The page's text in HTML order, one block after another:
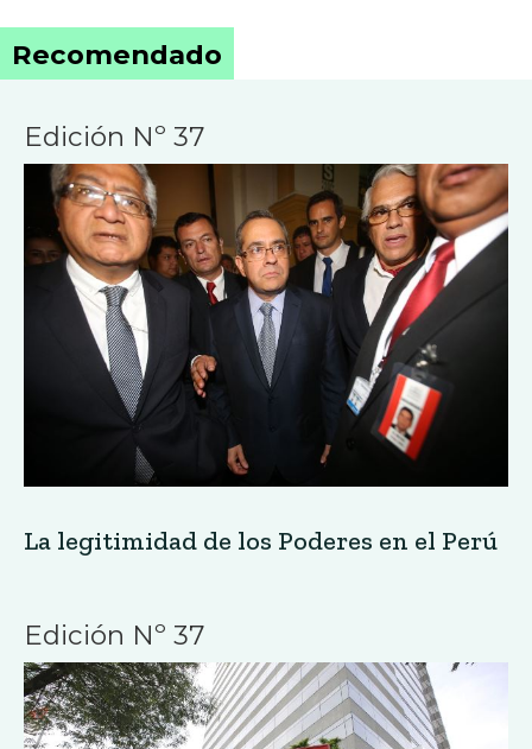
Recomendado
Edición Nº 37
La legitimidad de los Poderes en el Perú
Edición Nº 37